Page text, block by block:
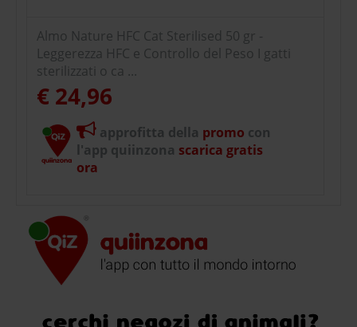
Almo Nature HFC Cat Sterilised 50 gr -
Leggerezza HFC e Controllo del Peso I gatti
sterilizzati o ca ...
€ 24,96
approfitta della promo con
l'app quiinzona scarica gratis
ora